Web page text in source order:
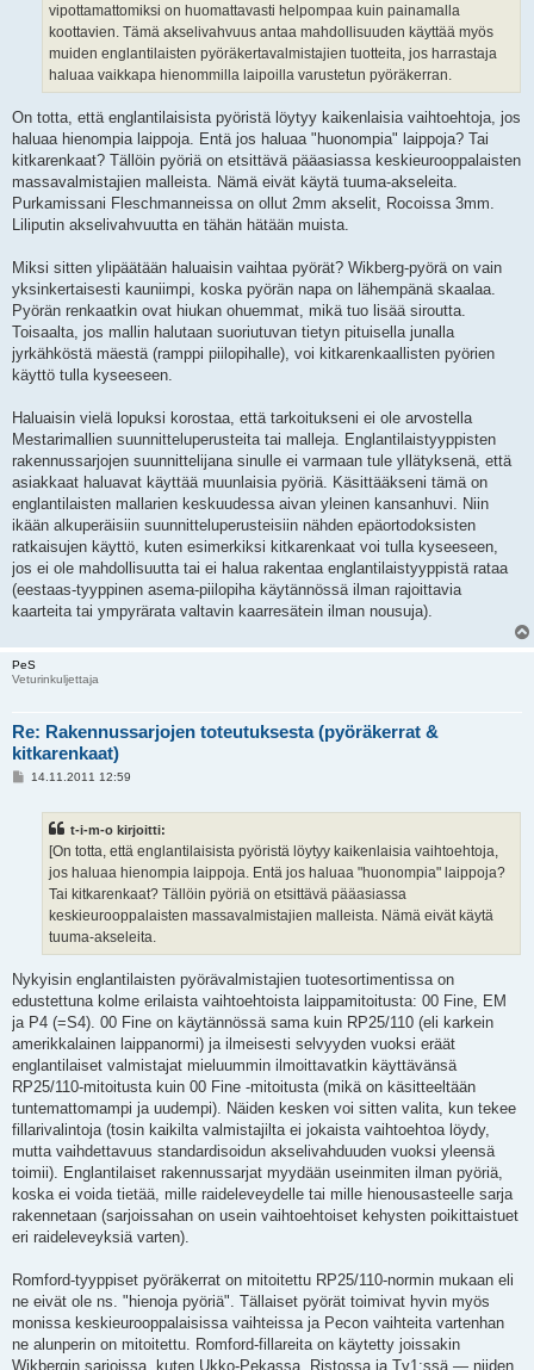
vipottamattomiksi on huomattavasti helpompaa kuin painamalla
koottavien. Tämä akselivahvuus antaa mahdollisuuden käyttää myös
muiden englantilaisten pyöräkertavalmistajien tuotteita, jos harrastaja
haluaa vaikkapa hienommilla laipoilla varustetun pyöräkerran.
On totta, että englantilaisista pyöristä löytyy kaikenlaisia vaihtoehtoja, jos
haluaa hienompia laippoja. Entä jos haluaa "huonompia" laippoja? Tai
kitkarenkaat? Tällöin pyöriä on etsittävä pääasiassa keskieurooppalaisten
massavalmistajien malleista. Nämä eivät käytä tuuma-akseleita.
Purkamissani Fleschmanneissa on ollut 2mm akselit, Rocoissa 3mm.
Liliputin akselivahvuutta en tähän hätään muista.
Miksi sitten ylipäätään haluaisin vaihtaa pyörät? Wikberg-pyörä on vain
yksinkertaisesti kauniimpi, koska pyörän napa on lähempänä skaalaa.
Pyörän renkaatkin ovat hiukan ohuemmat, mikä tuo lisää siroutta.
Toisaalta, jos mallin halutaan suoriutuvan tietyn pituisella junalla
jyrkähköstä mäestä (ramppi piilopihalle), voi kitkarenkaallisten pyörien
käyttö tulla kyseeseen.
Haluaisin vielä lopuksi korostaa, että tarkoitukseni ei ole arvostella
Mestarimallien suunnitteluperusteita tai malleja. Englantilaistyyppisten
rakennussarjojen suunnittelijana sinulle ei varmaan tule yllätyksenä, että
asiakkaat haluavat käyttää muunlaisia pyöriä. Käsittääkseni tämä on
englantilaisten mallarien keskuudessa aivan yleinen kansanhuvi. Niin
ikään alkuperäisiin suunnitteluperusteisiin nähden epäortodoksisten
ratkaisujen käyttö, kuten esimerkiksi kitkarenkaat voi tulla kyseeseen,
jos ei ole mahdollisuutta tai ei halua rakentaa englantilaistyyppistä rataa
(eestaas-tyyppinen asema-piilopiha käytännössä ilman rajoittavia
kaarteita tai ympyrärata valtavin kaarresätein ilman nousuja).
PeS
Veturinkuljettaja
Re: Rakennussarjojen toteutuksesta (pyöräkerrat &
kitkarenkaat)
V14.11.2011 12:59
t-i-m-o kirjoitti:
[On totta, että englantilaisista pyöristä löytyy kaikenlaisia vaihtoehtoja,
jos haluaa hienompia laippoja. Entä jos haluaa "huonompia" laippoja?
Tai kitkarenkaat? Tällöin pyöriä on etsittävä pääasiassa
keskieurooppalaisten massavalmistajien malleista. Nämä eivät käytä
tuuma-akseleita.
Nykyisin englantilaisten pyörävalmistajien tuotesortimentissa on
edustettuna kolme erilaista vaihtoehtoista laippamitoitusta: 00 Fine, EM
ja P4 (=S4). 00 Fine on käytännössä sama kuin RP25/110 (eli karkein
amerikkalainen laippanormi) ja ilmeisesti selvyyden vuoksi eräät
englantilaiset valmistajat mieluummin ilmoittavatkin käyttävänsä
RP25/110-mitoitusta kuin 00 Fine -mitoitusta (mikä on käsitteeltään
tuntemattomampi ja uudempi). Näiden kesken voi sitten valita, kun tekee
fillarivalintoja (tosin kaikilta valmistajilta ei jokaista vaihtoehtoa löydy,
mutta vaihdettavuus standardisoidun akselivahduuden vuoksi yleensä
toimii). Englantilaiset rakennussarjat myydään useinmiten ilman pyöriä,
koska ei voida tietää, mille raideleveydelle tai mille hienousasteelle sarja
rakennetaan (sarjoissahan on usein vaihtoehtoiset kehysten poikittaistuet
eri raideleveyksiä varten).
Romford-tyyppiset pyöräkerrat on mitoitettu RP25/110-normin mukaan eli
ne eivät ole ns. "hienoja pyöriä". Tällaiset pyörät toimivat hyvin myös
monissa keskieurooppalaisissa vaihteissa ja Pecon vaihteita vartenhan
ne alunperin on mitoitettu. Romford-fillareita on käytetty joissakin
Wikbergin sarjoissa, kuten Ukko-Pekassa, Ristossa ja Tv1:ssä — niiden